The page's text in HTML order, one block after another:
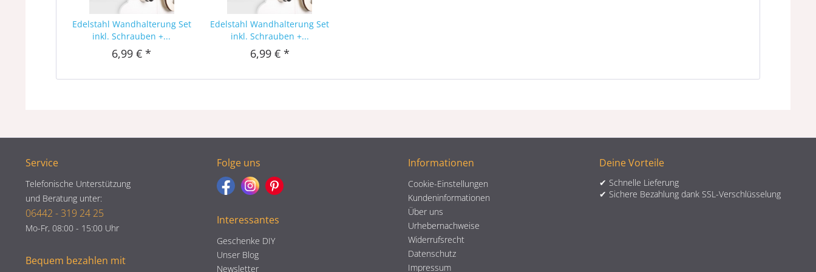
Edelstahl Wandhalterung Set
inkl. Schrauben +...
6,99 € *
Edelstahl Wandhalterung Set
inkl. Schrauben +...
6,99 € *
Service
Telefonische Unterstützung
und Beratung unter:
06442 - 319 24 25
Mo-Fr, 08:00 - 15:00 Uhr
Bequem bezahlen mit
Folge uns
Interessantes
Geschenke DIY
Unser Blog
Newsletter
Informationen
Cookie-Einstellungen
Kundeninformationen
Über uns
Urhebernachweise
Widerrufsrecht
Datenschutz
Impressum
Deine Vorteile
✔ Schnelle Lieferung
✔ Sichere Bezahlung dank SSL-Verschlüsselung